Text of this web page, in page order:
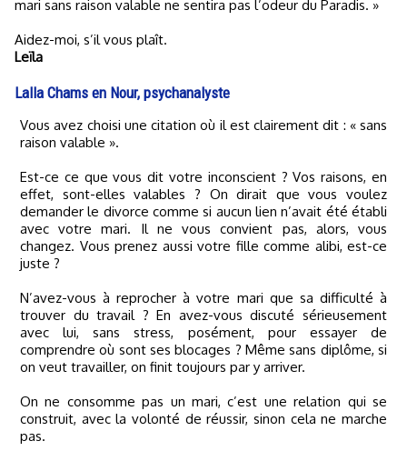
mari sans raison valable ne sentira pas l’odeur du Paradis. »
Aidez-moi, s’il vous plaît.
Leïla
Lalla Chams en Nour, psychanalyste
Vous avez choisi une citation où il est clairement dit : « sans
raison valable ».
Est-ce ce que vous dit votre inconscient ? Vos raisons, en
effet, sont-elles valables ? On dirait que vous voulez
demander le divorce comme si aucun lien n’avait été établi
avec votre mari. Il ne vous convient pas, alors, vous
changez. Vous prenez aussi votre fille comme alibi, est-ce
juste ?
N’avez-vous à reprocher à votre mari que sa difficulté à
trouver du travail ? En avez-vous discuté sérieusement
avec lui, sans stress, posément, pour essayer de
comprendre où sont ses blocages ? Même sans diplôme, si
on veut travailler, on finit toujours par y arriver.
On ne consomme pas un mari, c’est une relation qui se
construit, avec la volonté de réussir, sinon cela ne marche
pas.